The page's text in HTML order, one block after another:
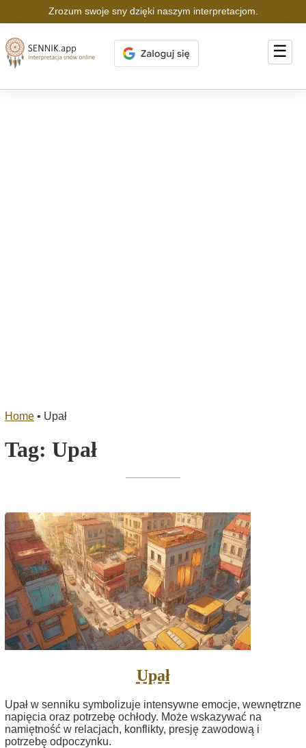
Zrozum swoje sny dzięki naszym interpretacjom.
☰
Home • Upał
Tag: Upał
Upał
Upał w senniku symbolizuje intensywne emocje, wewnętrzne
napięcia oraz potrzebę ochłody. Może wskazywać na
namiętność w relacjach, konflikty, presję zawodową i
potrzebę odpoczynku.